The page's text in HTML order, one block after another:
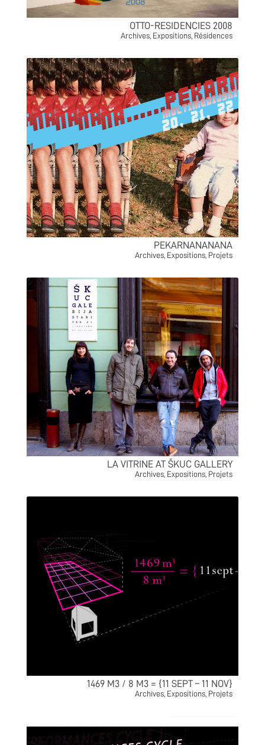
OTTO-RESIDENCIES 2008
Archives, Expositions, Résidences
PEKARNANANANA
Archives Expositions Projets
LA VITRINE AT ŠKUC GALLERY
Archives, Expositions, Projets
1469 M3 / 8 M3 = {11 SEPT – 11 NOV}
Archives, Expositions, Projets